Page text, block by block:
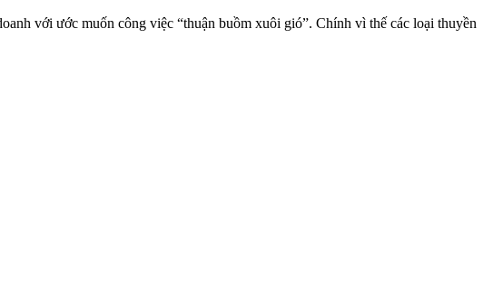
với ước muốn công việc “thuận buồm xuôi gió”. Chính vì thế các loại thuyền